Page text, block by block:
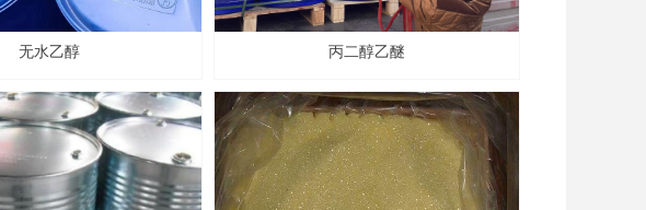
无水乙醇 丙二醇乙醚